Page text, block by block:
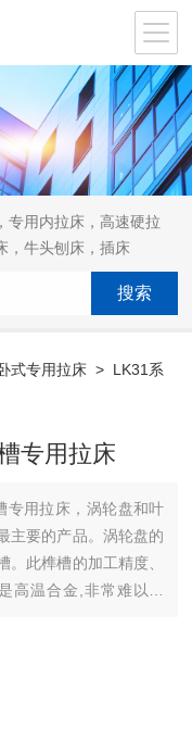
专用内拉床，高速硬拉
，牛头刨床，插床
式专用拉床 > LK31系
专用拉床
专用拉床，涡轮盘和叶
主要的产品。涡轮盘的
此榫槽的加工精度、
高温合金,非常难以加